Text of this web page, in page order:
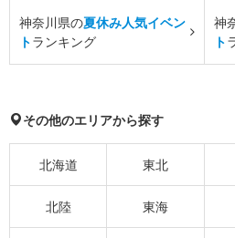
神奈川県の夏休み人気イベン
トランキング
神
ト
その他のエリアから探す
北海道 東北
北陸 東海